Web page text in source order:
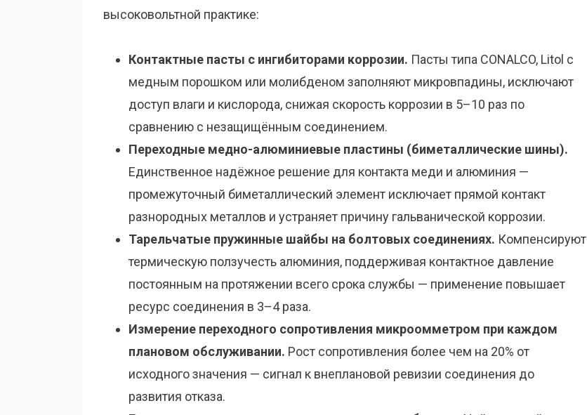
высоковольтной практике:
Контактные пасты с ингибиторами коррозии. Пасты типа CONALCO, Litol с
медным порошком или молибденом заполняют микровпадины, исключают
доступ влаги и кислорода, снижая скорость коррозии в 5–10 раз по
сравнению с незащищённым соединением.
Переходные медно-алюминиевые пластины (биметаллические шины).
Единственное надёжное решение для контакта меди и алюминия —
промежуточный биметаллический элемент исключает прямой контакт
разнородных металлов и устраняет причину гальванической коррозии.
Тарельчатые пружинные шайбы на болтовых соединениях. Компенсируют
термическую ползучесть алюминия, поддерживая контактное давление
постоянным на протяжении всего срока службы — применение повышает
ресурс соединения в 3–4 раза.
Измерение переходного сопротивления микроомметром при каждом
плановом обслуживании. Рост сопротивления более чем на 20% от
исходного значения — сигнал к внеплановой ревизии соединения до
развития отказа.